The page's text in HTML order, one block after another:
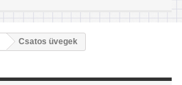
Csatos üvegek